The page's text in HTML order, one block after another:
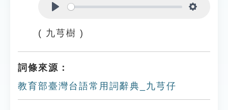
( 九芎樹 )
詞條來源：
教育部臺灣台語常用詞辭典_九芎仔